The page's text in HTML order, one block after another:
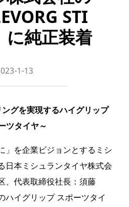
STI
純正装着
1-13
グを実現するハイグリップ
ツタイヤ～
」を企業ビジョンとするミシ
日本ミシュランタイヤ株式会
、代表取締役社長：須藤
ハイグリップ スポーツタイ